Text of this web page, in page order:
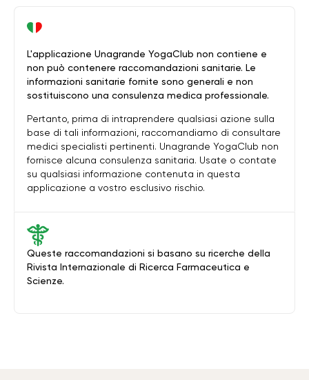
Queste raccomandazioni si basano su ricerche della
Rivista Internazionale di Ricerca Farmaceutica e
Scienze.
L'applicazione Unagrande YogaClub non contiene e
non può contenere raccomandazioni sanitarie. Le
informazioni sanitarie fornite sono generali e non
sostituiscono una consulenza medica professionale.
Pertanto, prima di intraprendere qualsiasi azione sulla
base di tali informazioni, raccomandiamo di consultare
medici specialisti pertinenti. Unagrande YogaClub non
fornisce alcuna consulenza sanitaria. Usate o contate
su qualsiasi informazione contenuta in questa
applicazione a vostro esclusivo rischio.